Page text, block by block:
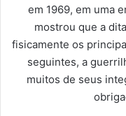
em 1969, em uma
mostrou que a
fisicamente os
seguintes, a
muitos de seus